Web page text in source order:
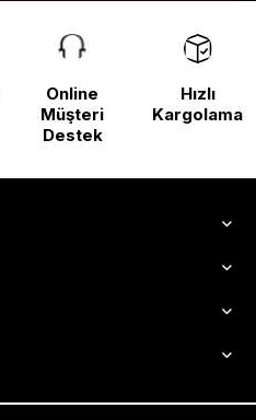
Online
Müşteri
Destek
Hızlı
Kargolama